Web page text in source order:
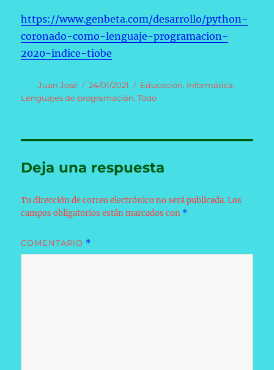
https://www.genbeta.com/desarrollo/python-
coronado-como-lenguaje-programacion-
2020-indice-tiobe
Autor
Juan José
Publicado
el
24/01/2021 Categorías
Educación, Informática,
Lenguajes de programación,Todo
Deja una respuesta
Tu dirección de correo electrónico no será publicada. Los
campos obligatorios están marcados con *
COMENTARIO *